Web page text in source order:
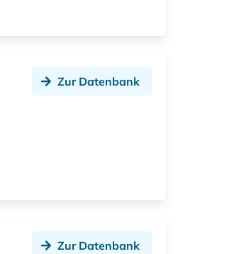
Zur Datenbank
Zur Datenbank